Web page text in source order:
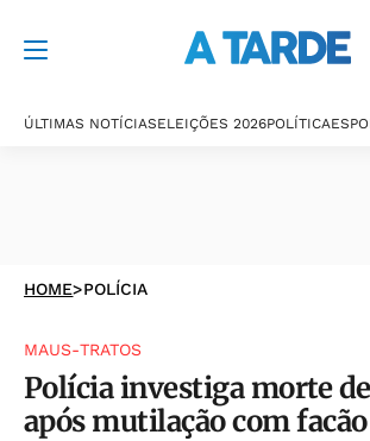
ÚLTIMAS NOTÍCIASELEIÇÕES 2026POLÍTICA
HOME>POLÍCIA
MAUS-TRATOS
Polícia investiga morte
após mutilação com facão